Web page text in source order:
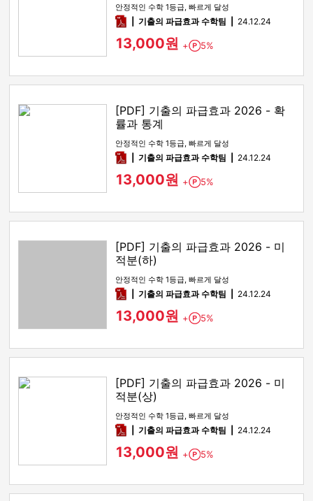
안정적인 수학 1등급, 빠르게 달성
pdf기출의 파급효과 수학팀 24.12.24
13,000원 + Point
5%
[PDF] 기출의 파급효과 2026 - 확
률과 통계
안정적인 수학 1등급, 빠르게 달성
pdf기출의 파급효과 수학팀 24.12.24
13,000원 + Point
5%
[PDF] 기출의 파급효과 2026 - 미
적분(하)
안정적인 수학 1등급, 빠르게 달성
pdf기출의 파급효과 수학팀 24.12.24
13,000원 + Point
5%
[PDF] 기출의 파급효과 2026 - 미
적분(상)
안정적인 수학 1등급, 빠르게 달성
pdf기출의 파급효과 수학팀 24.12.24
13,000원 + Point
5%